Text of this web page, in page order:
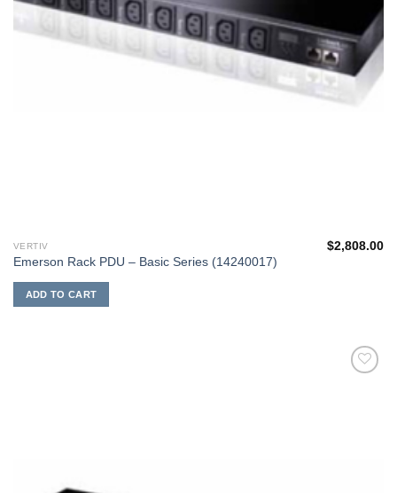
VERTIV
Emerson Rack PDU – Basic Series (14240017)
$2,808.00
ADD TO CART